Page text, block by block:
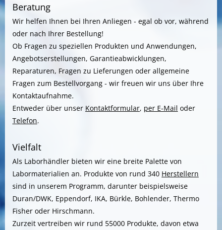
Beratung
Wir helfen Ihnen bei Ihren Anliegen - egal ob vor, während
oder nach Ihrer Bestellung!
Ob Fragen zu speziellen Produkten und Anwendungen,
Angebotserstellungen, Garantieabwicklungen,
Reparaturen, Fragen zu Lieferungen oder allgemeine
Fragen zum Bestellvorgang - wir freuen wir uns über Ihre
Kontaktaufnahme.
Entweder über unser Kontaktformular, per E-Mail oder
Telefon.
Vielfalt
Als Laborhändler bieten wir eine breite Palette von
Labormaterialien an. Produkte von rund 340 Herstellern
sind in unserem Programm, darunter beispielsweise
Duran/DWK, Eppendorf, IKA, Bürkle, Bohlender, Thermo
Fisher oder Hirschmann.
Zurzeit vertreiben wir rund 55000 Produkte, davon etwa